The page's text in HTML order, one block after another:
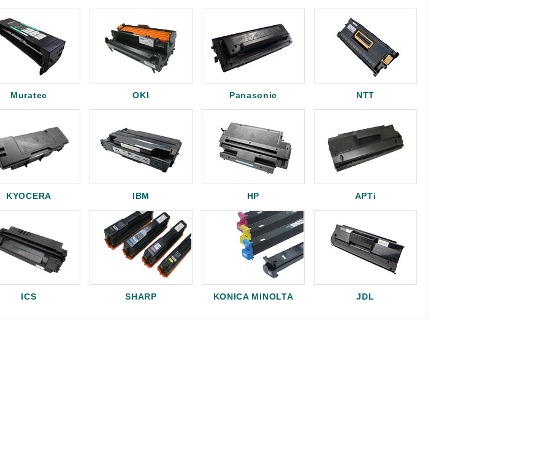
Muratec OKI Panasonic NTT
KYOCERA IBM HP APTi
ICS SHARP KONICA MINOLTA JDL